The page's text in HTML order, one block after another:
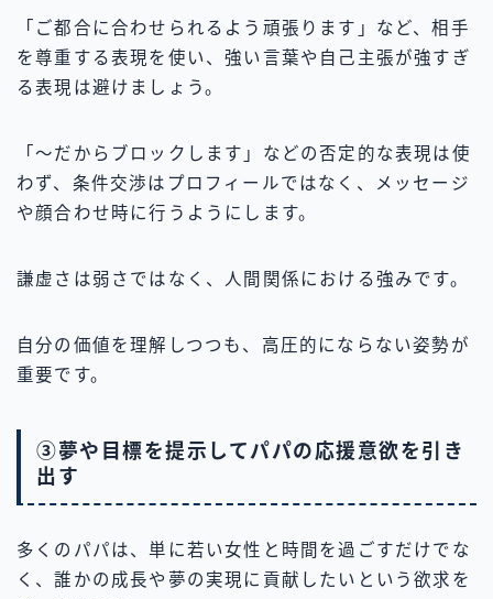
「ご都合に合わせられるよう頑張ります」など、相手
を尊重する表現を使い、強い言葉や自己主張が強すぎ
る表現は避けましょう。
「〜だからブロックします」などの否定的な表現は使
わず、条件交渉はプロフィールではなく、メッセージ
や顔合わせ時に行うようにします。
謙虚さは弱さではなく、人間関係における強みです。
自分の価値を理解しつつも、高圧的にならない姿勢が
重要です。
③夢や目標を提示してパパの応援意欲を引き
出す
多くのパパは、単に若い女性と時間を過ごすだけでな
く、誰かの成長や夢の実現に貢献したいという欲求を